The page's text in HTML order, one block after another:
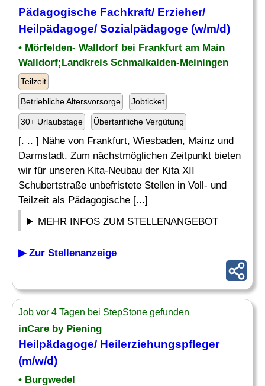
Pädagogische Fachkraft/ Erzieher/
Heilpädagoge/ Sozialpädagoge (w/m/d)
• Mörfelden- Walldorf bei Frankfurt am Main
Walldorf;Landkreis Schmalkalden-Meiningen
Teilzeit
Betriebliche Altersvorsorge Jobticket
30+ Urlaubstage Übertarifliche Vergütung
[. .. ] Nähe von Frankfurt, Wiesbaden, Mainz und
Darmstadt. Zum nächstmöglichen Zeitpunkt bieten
wir für unseren Kita-Neubau der Kita XII
Schubertstraße unbefristete Stellen in Voll- und
Teilzeit als Pädagogische [...]
MEHR INFOS ZUM STELLENANGEBOT
▶ Zur Stellenanzeige
Job vor 4 Tagen bei StepStone gefunden
inCare by Piening
Heilpädagoge/ Heilerziehungspfleger
(m/w/d)
• Burgwedel